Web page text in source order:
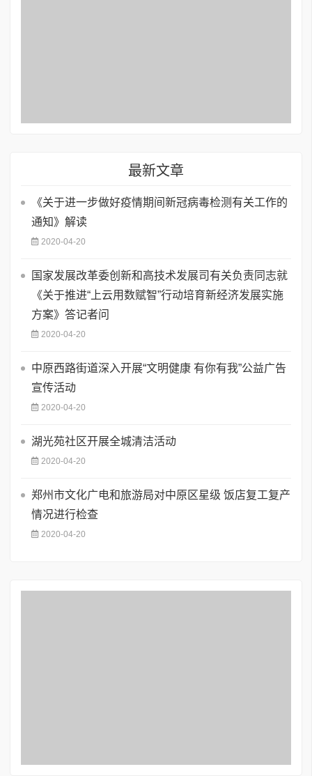
最新文章
《关于进一步做好疫情期间新冠病毒检测有关工作的
通知》解读
2020-04-20
国家发展改革委创新和高技术发展司有关负责同志就
《关于推进“上云用数赋智”行动培育新经济发展实施
方案》答记者问
2020-04-20
中原西路街道深入开展“文明健康 有你有我”公益广告
宣传活动
2020-04-20
湖光苑社区开展全城清洁活动
2020-04-20
郑州市文化广电和旅游局对中原区星级 饭店复工复产
情况进行检查
2020-04-20